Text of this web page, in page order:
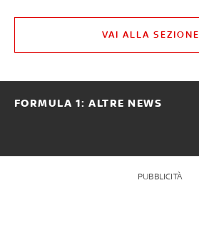
VAI ALLA SEZIONE
FORMULA 1: ALTRE NEWS
PUBBLICITÀ